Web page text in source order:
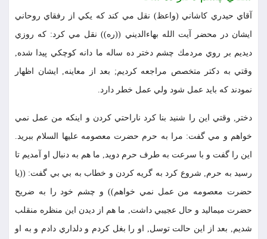
آقاي حيدري كاشاني (واعظ) نقل مي كند كه يكي از رفقاي روحاني
ايشان در محضر آيت الله بهاءالديني ((ره)) نقل مي كرد: كه روزي
ديديم بر روي مردمك چشم دختر ده ساله ما دانه كوچكي پيدا شده,
وقتي به دكتر متخصص مراجعه كرديم; بعد از معاينه, ايشان اظهار
نمودند كه بايد عمل شود ولي عمل خطر دارد.
دختر, وقتي اين را شنيد بنا كرد ناراحتي كردن و اينكه من عمل نمي
خواهم و مي گفت: مرا به حرم حضرت معصومه عليها السلام ببريد.
اين را گفت و با سرعت به طرف حرم دويد, ما هم به دنبال او آمديم تا
رسيد به حرم, شروع كرد به گريه كردن و خطاب به بي بي گفت: ((يا
حضرت معصومه من عمل نمي خواهم)) و چشم خود را به ضريح
حضرت مي‎ماليد و حال عجيبي داشت, ما هم از ديدن اين منظره منقلب
شديم, بعد از اين حالت توسل, او را بغل كردم و دلداري دادم و به او